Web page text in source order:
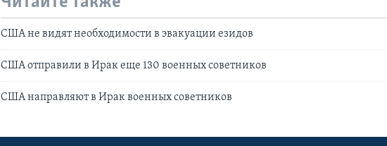
США не видят необходимости в эвакуации езидов
США отправили в Ирак еще 130 военных советников
США направляют в Ирак военных советников